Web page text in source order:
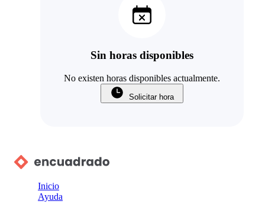
Sin horas disponibles
No existen horas disponibles actualmente.
Solicitar hora
Inicio
Ayuda